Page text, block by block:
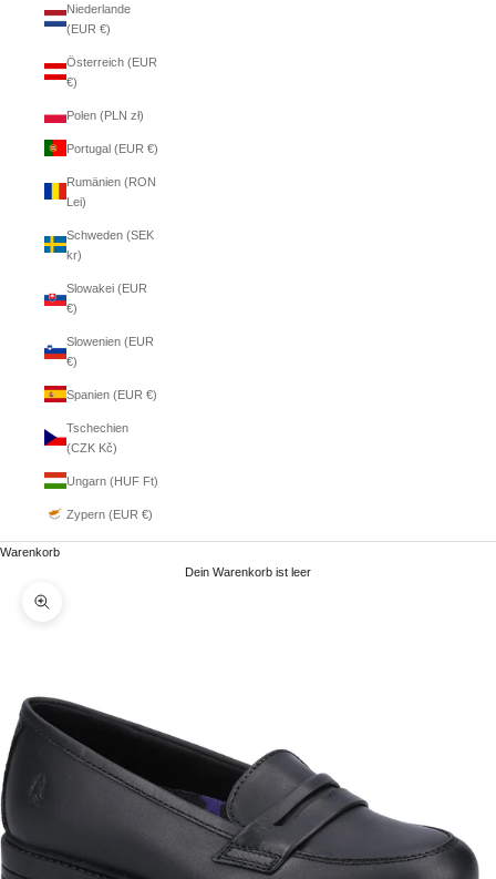
Niederlande
(EUR €)
Österreich (EUR
€)
Polen (PLN zł)
Portugal (EUR €)
Rumänien (RON
Lei)
Schweden (SEK
kr)
Slowakei (EUR
€)
Slowenien (EUR
€)
Spanien (EUR €)
Tschechien
(CZK Kč)
Ungarn (HUF Ft)
Zypern (EUR €)
Warenkorb
Dein Warenkorb ist leer
Bild vergrößern